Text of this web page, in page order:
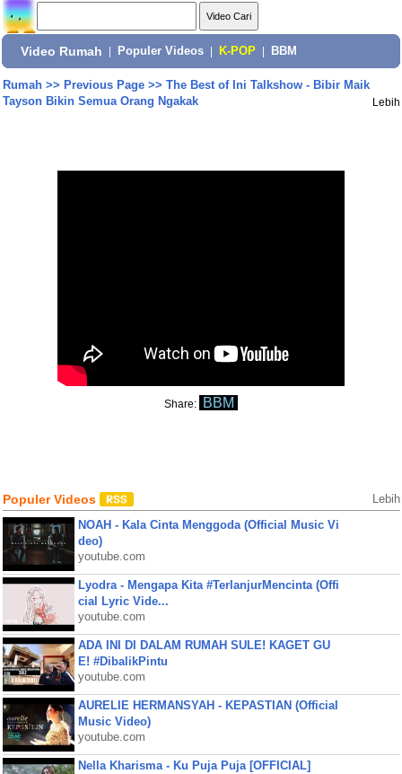
Video Rumah Populer Videos K-POP BBM
Rumah>> Previous Page>> The Best of Ini Talkshow - Bibir Maik
Tayson Bikin Semua Orang Ngakak
Lebih
Share: BBM
Populer Videos Lebih
NOAH - Kala Cinta Menggoda (Official Music Vi
deo)
youtube.com
Lyodra - Mengapa Kita #TerlanjurMencinta (Offi
cial Lyric Vide...
youtube.com
ADA INI DI DALAM RUMAH SULE! KAGET GU
E! #DibalikPintu
youtube.com
AURELIE HERMANSYAH - KEPASTIAN (Official
Music Video)
youtube.com
Nella Kharisma - Ku Puja Puja [OFFICIAL]